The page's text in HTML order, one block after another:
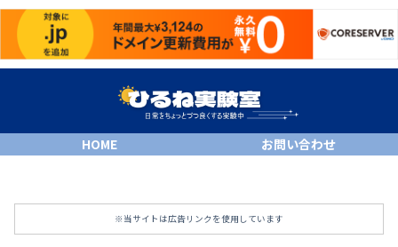
HOME お問い合わせ
※当サイトは広告リンクを使用しています